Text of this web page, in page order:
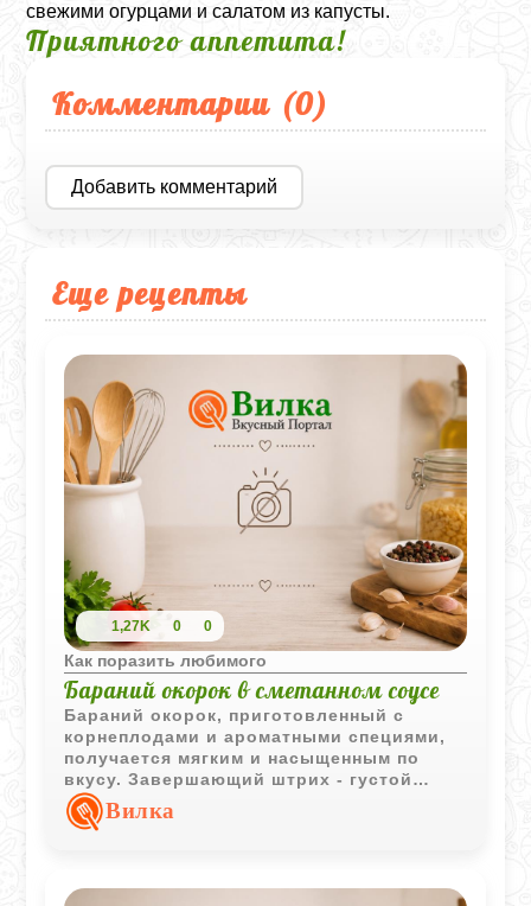
свежими огурцами и салатом из капусты.
Приятного аппетита!
Комментарии (0)
Добавить комментарий
Еще рецепты
1,27K 0 0
Как поразить любимого
Бараний окорок в сметанном соусе
Бараний окорок, приготовленный с
корнеплодами и ароматными специями,
получается мягким и насыщенным по
вкусу. Завершающий штрих - густой
сметанный соус с легкой кислинкой
лимонного сока или уксуса.
Вилка